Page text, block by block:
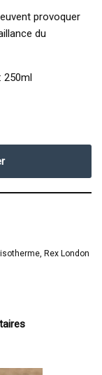
provoquer
du
250ml
isotherme Rex London